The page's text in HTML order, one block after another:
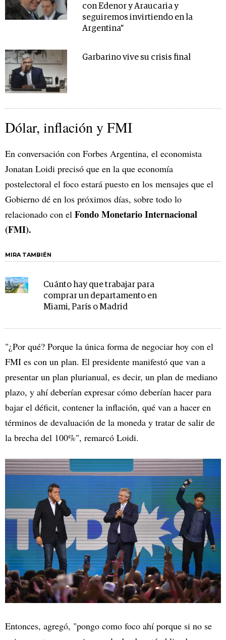
con Edenor y Araucaria y
seguiremos invirtiendo en la
Argentina"
Garbarino vive su crisis final
Dólar, inflación y FMI
En conversación con Forbes Argentina, el economista
Jonatan Loidi precisó que en la que economía
postelectoral el foco estará puesto en los mensajes que el
Gobierno dé en los próximos días, sobre todo lo
relacionado con el Fondo Monetario Internacional
(FMI).
MIRA TAMBIÉN
Cuánto hay que trabajar para
comprar un departamento en
Miami, París o Madrid
"¿Por qué? Porque la única forma de negociar hoy con el
FMI es con un plan. El presidente manifestó que van a
presentar un plan plurianual, es decir, un plan de mediano
plazo, y ahí deberían expresar cómo deberían hacer para
bajar el déficit, contener la inflación, qué van a hacer en
términos de devaluación de la moneda y tratar de salir de
la brecha del 100%", remarcó Loidi.
Entonces, agregó, "pongo como foco ahí porque si no se